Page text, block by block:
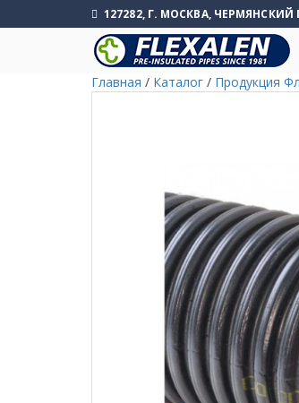
127282, Г. МОСКВА, ЧЕРМЯНСКИЙ
Главная / Каталог / Продукция